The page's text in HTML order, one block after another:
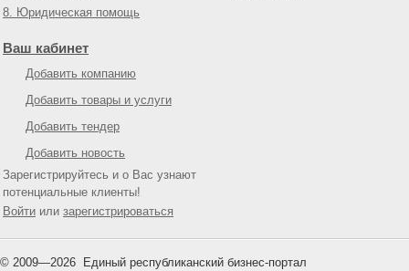
8. Юридическая помощь
Ваш кабинет
Добавить компанию
Добавить товары и услуги
Добавить тендер
Добавить новость
Зарегистрируйтесь и о Вас узнают
потенциальные клиенты!
Войти или зарегистрироваться
© 2009—2026 Единый республиканский бизнес-портал